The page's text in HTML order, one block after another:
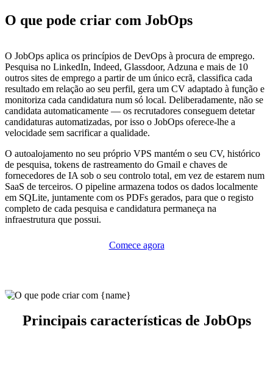
O que pode criar com JobOps
O JobOps aplica os princípios de DevOps à procura de emprego.
Pesquisa no LinkedIn, Indeed, Glassdoor, Adzuna e mais de 10
outros sites de emprego a partir de um único ecrã, classifica cada
resultado em relação ao seu perfil, gera um CV adaptado à função e
monitoriza cada candidatura num só local. Deliberadamente, não se
candidata automaticamente — os recrutadores conseguem detetar
candidaturas automatizadas, por isso o JobOps oferece-lhe a
velocidade sem sacrificar a qualidade.
O autoalojamento no seu próprio VPS mantém o seu CV, histórico
de pesquisa, tokens de rastreamento do Gmail e chaves de
fornecedores de IA sob o seu controlo total, em vez de estarem num
SaaS de terceiros. O pipeline armazena todos os dados localmente
em SQLite, juntamente com os PDFs gerados, para que o registo
completo de cada pesquisa e candidatura permaneça na
infraestrutura que possui.
Comece agora
Principais características de JobOps